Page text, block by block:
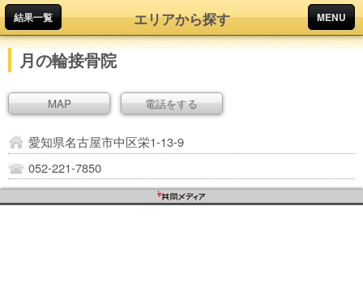
結果一覧 エリアから探す MENU
月の輪接骨院
MAP 電話をする
愛知県名古屋市中区栄1-13-9
052-221-7850